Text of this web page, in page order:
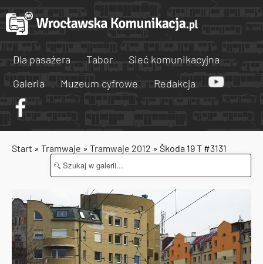
Dla pasażera Tabor
Sieć komunikacyjna
Galeria
Muzeum cyfrowe Redakcja
Start » Tramwaje » Tramwaje 2012 » Škoda 19 T #3131